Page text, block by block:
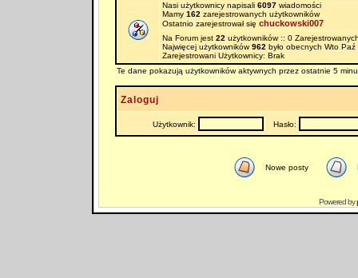
Nasi użytkownicy napisali 6097wiadomości
Mamy 162 zarejestrowanych użytkowników
Ostatnio zarejestrował się chuckowski007
Na Forum jest 22 użytkowników :: 0
Najwięcej użytkowników962 było obecnych Wto
Zarejestrowani Użytkownicy: Brak
Te dane pokazują użytkowników aktywnych przez ostatnie 5
Zaloguj
Użytkownik: Hasło:
Nowe posty
Powered by